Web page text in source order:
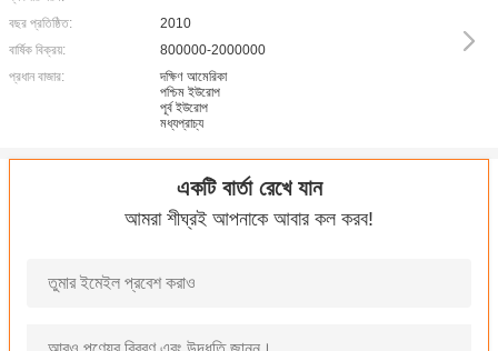
বছর প্রতিষ্ঠিত:
2010
বার্ষিক বিক্রয়:
800000-2000000
প্রধান বাজার:
দক্ষিণ আমেরিকা
পশ্চিম ইউরোপ
পূর্ব ইউরোপ
মধ্যপ্রাচ্য
একটি বার্তা রেখে যান
আমরা শীঘ্রই আপনাকে আবার কল করব!